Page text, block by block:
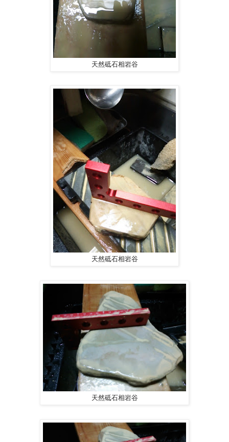
天然砥石相岩谷
天然砥石相岩谷
天然砥石相岩谷